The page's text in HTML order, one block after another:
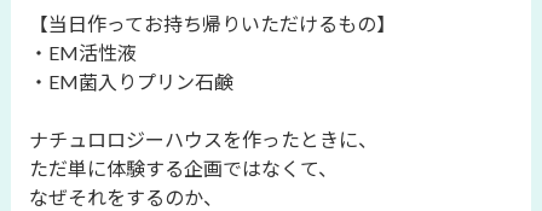
【当日作ってお持ち帰りいただけるもの】
・EM活性液
・EM菌入りプリン石鹸
ナチュロロジーハウスを作ったときに、
ただ単に体験する企画ではなくて、
なぜそれをするのか、